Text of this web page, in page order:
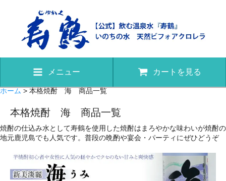
メニュー カートを見る
ホーム> 本格焼酎 海 商品一覧
本格焼酎 海 商品一覧
焼酎の仕込み水として寿鶴を使用した焼酎はまろやかな味わいが焼酎の
地元鹿児島でも人気です。普段の晩酌や宴会・パーティにぜひどうぞ